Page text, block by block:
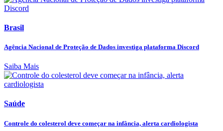
Brasil
Agência Nacional de Proteção de Dados investiga plataforma Discord
Saiba Mais
Saúde
Controle do colesterol deve começar na infância, alerta cardiologista